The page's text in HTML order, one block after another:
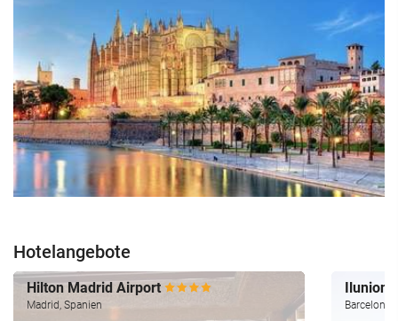
Hotelangebote
Hilton Madrid Airport
Madrid, Spanien
Ilunion
Barcelona,